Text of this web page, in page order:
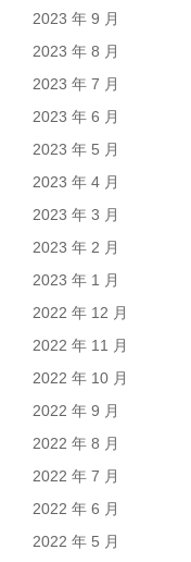
2023 年 9 月
2023 年 8 月
2023 年 7 月
2023 年 6 月
2023 年 5 月
2023 年 4 月
2023 年 3 月
2023 年 2 月
2023 年 1 月
2022 年 12 月
2022 年 11 月
2022 年 10 月
2022 年 9 月
2022 年 8 月
2022 年 7 月
2022 年 6 月
2022 年 5 月